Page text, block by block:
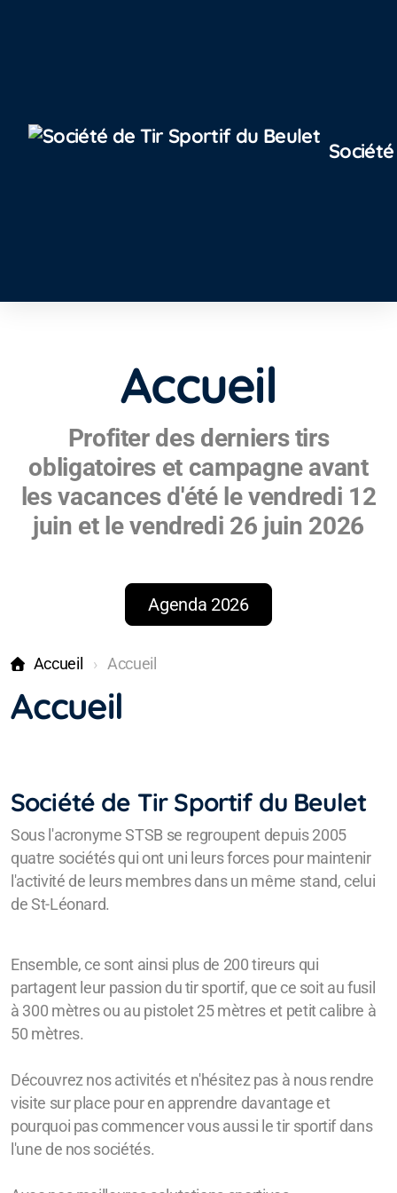
Accueil
Profiter des derniers tirs
obligatoires et campagne avant
les vacances d'été le vendredi 12
juin et le vendredi 26 juin 2026
Agenda 2026
Accueil Accueil
Accueil
Société de Tir Sportif du Beulet
Sous l'acronyme STSB se regroupent depuis 2005
quatre sociétés qui ont uni leurs forces pour maintenir
l'activité de leurs membres dans un même stand, celui
de St-Léonard.
Ensemble, ce sont ainsi plus de 200 tireurs qui
partagent leur passion du tir sportif, que ce soit au fusil
à 300 mètres ou au pistolet 25 mètres et petit calibre à
50 mètres.
Découvrez nos activités et n'hésitez pas à nous rendre
visite sur place pour en apprendre davantage et
pourquoi pas commencer vous aussi le tir sportif dans
l'une de nos sociétés.